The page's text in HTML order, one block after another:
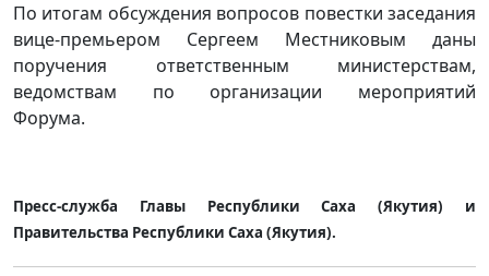
По итогам обсуждения вопросов повестки заседания
вице-премьером Сергеем Местниковым даны
поручения ответственным министерствам,
ведомствам по организации мероприятий
Форума.
Пресс-служба Главы Республики Саха (Якутия) и
Правительства Республики Саха (Якутия).